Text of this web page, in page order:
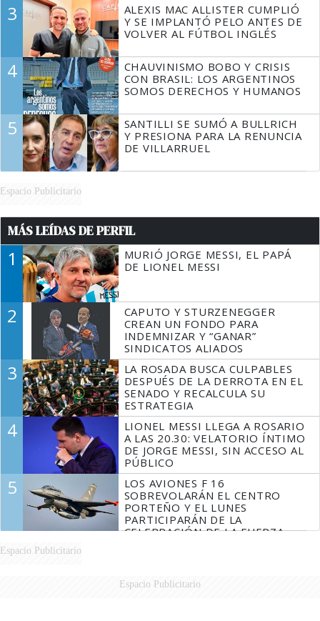
3
ALEXIS MAC ALLISTER CUMPLIÓ
Y SE IMPLANTÓ PELO ANTES DE
VOLVER AL FÚTBOL INGLÉS
4
CHAUVINISMO BOBO Y CRISIS
CON BRASIL: LOS ARGENTINOS
SOMOS DERECHOS Y HUMANOS
5
SANTILLI SE SUMÓ A BULLRICH
Y PRESIONA PARA LA RENUNCIA
DE VILLARRUEL
Espacio Publicitario
MÁS LEÍDAS DE PERFIL
1
MURIÓ JORGE MESSI, EL PAPÁ
DE LIONEL MESSI
2
CAPUTO Y STURZENEGGER
CREAN UN FONDO PARA
INDEMNIZAR Y “GANAR”
SINDICATOS ALIADOS
3
LA ROSADA BUSCA CULPABLES
DESPUÉS DE LA DERROTA EN EL
SENADO Y RECALCULA SU
ESTRATEGIA
4
LIONEL MESSI LLEGA A ROSARIO
A LAS 20.30: VELATORIO ÍNTIMO
DE JORGE MESSI, SIN ACCESO AL
PÚBLICO
5
LOS AVIONES F 16
SOBREVOLARÁN EL CENTRO
PORTEÑO Y EL LUNES
PARTICIPARÁN DE LA
CELEBRACIÓN DE LA FUERZA
Espacio Publicitario
Espacio Publicitario